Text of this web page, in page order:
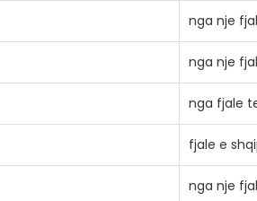
nga nje
nga nje
nga fjale
fjale e
nga nje